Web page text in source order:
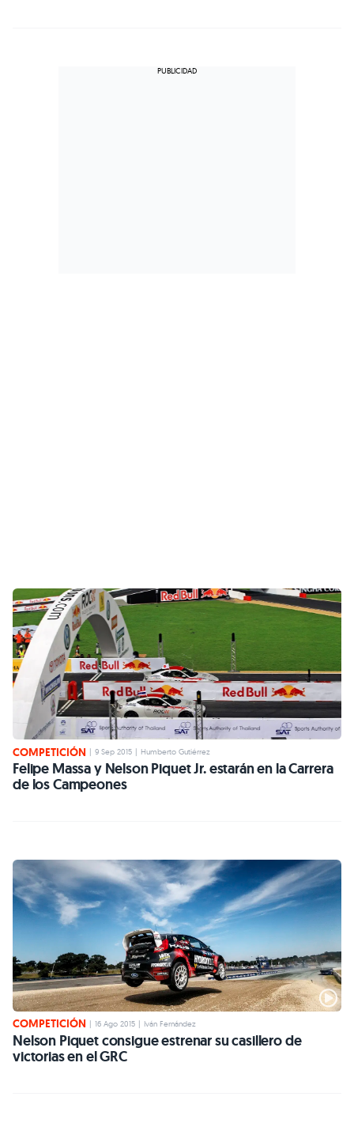
COMPETICIÓN 9 Sep 2015 Humberto Gutiérrez
Felipe Massa y Nelson Piquet Jr. estarán en la Carrera
de los Campeones
COMPETICIÓN | 16 Ago 2015 | Iván Fernández
Nelson Piquet consigue estrenar su casillero de
victorias en el GRC